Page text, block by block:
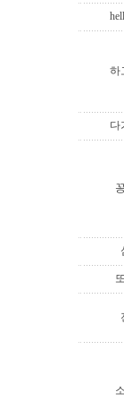
하
다